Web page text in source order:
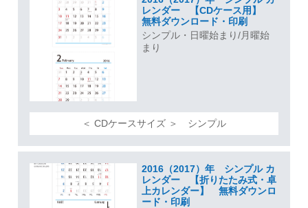
レンダー 【CDケース用】
無料ダウンロード・印刷
シンプル・日曜始まり/月曜始
まり
＜ CDケースサイズ ＞ シンプル
2016（2017）年 シンプル カ
レンダー 【折りたたみ式・卓
上カレンダー】 無料ダウンロ
ード・印刷